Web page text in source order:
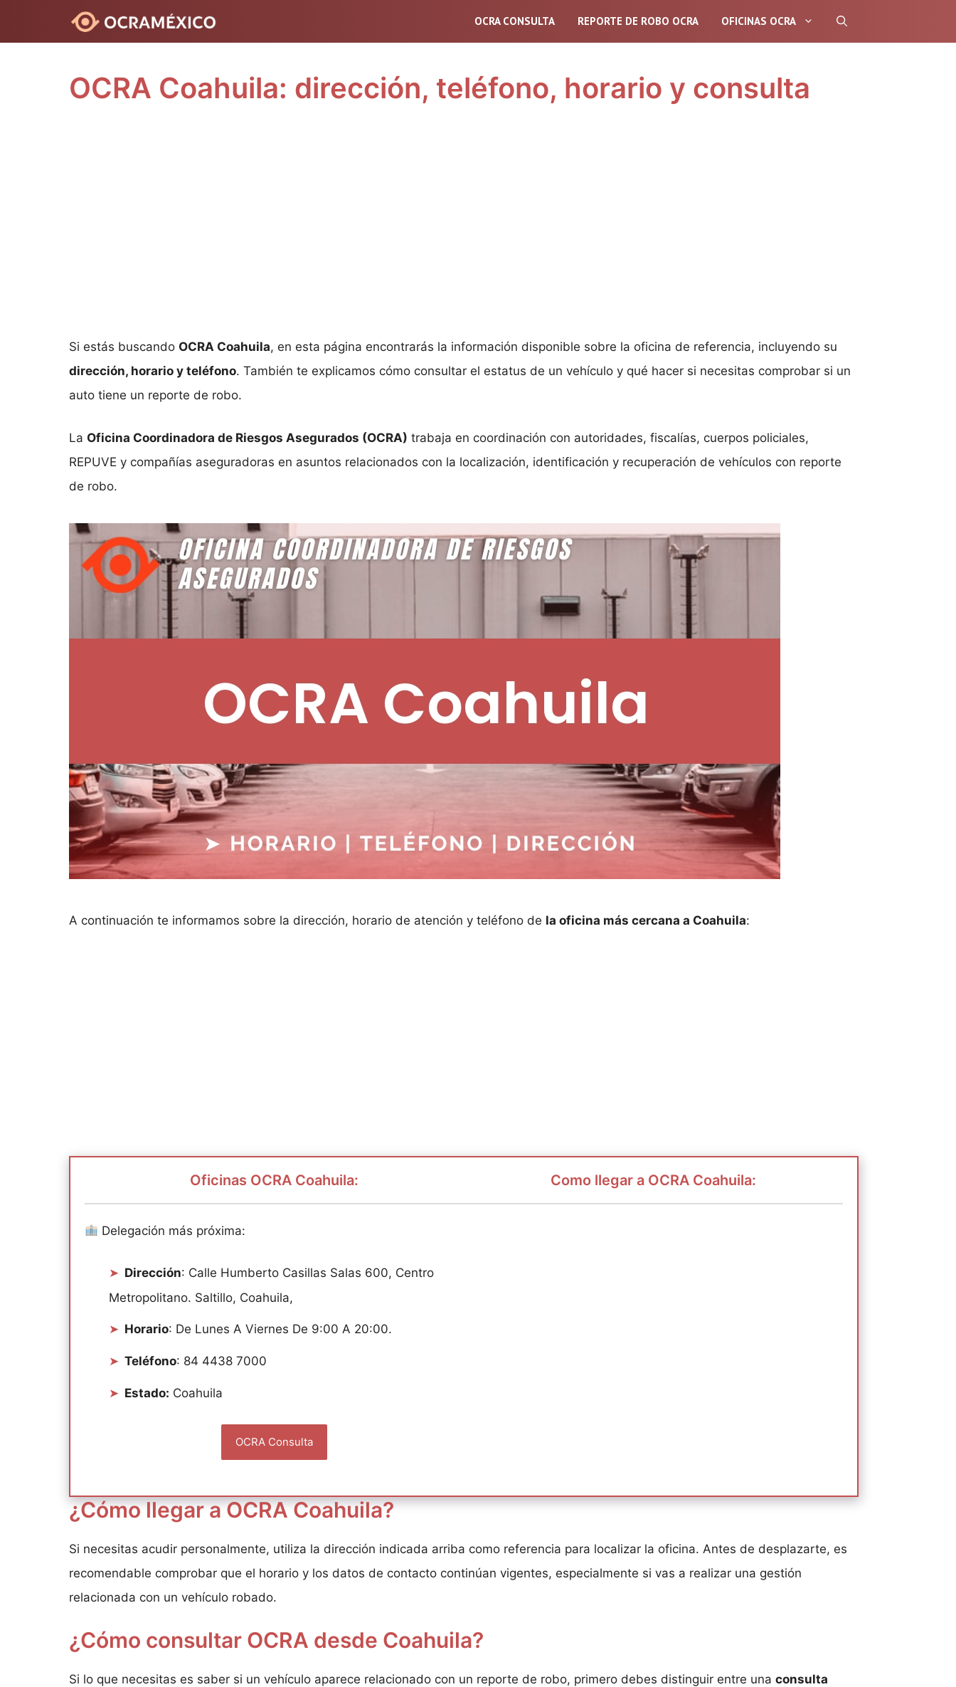
OCRA CONSULTA REPORTE DE ROBO OCRA OFICINAS OCRA
OCRA Coahuila: dirección, teléfono, horario y consulta
Si estás buscando OCRA Coahuila, en esta página encontrarás la información disponible sobre la oficina de referencia, incluyendo su
dirección, horario y teléfono. También te explicamos cómo consultar el estatus de un vehículo y qué hacer si necesitas comprobar si un
auto tiene un reporte de robo.
La Oficina Coordinadora de Riesgos Asegurados (OCRA) trabaja en coordinación con autoridades, fiscalías, cuerpos policiales,
REPUVE y compañías aseguradoras en asuntos relacionados con la localización, identificación y recuperación de vehículos con reporte
de robo.
A continuación te informamos sobre la dirección, horario de atención y teléfono de la oficina más cercana a Coahuila:
Oficinas OCRA Coahuila:
Delegación más próxima:
Dirección: Calle Humberto Casillas Salas 600, Centro
Metropolitano. Saltillo, Coahuila,
Horario: De Lunes A Viernes De 9:00 A 20:00.
Teléfono: 84 4438 7000
Estado: Coahuila
OCRA Consulta
Como llegar a OCRA Coahuila:
¿Cómo llegar a OCRA Coahuila?
Si necesitas acudir personalmente, utiliza la dirección indicada arriba como referencia para localizar la oficina. Antes de desplazarte, es
recomendable comprobar que el horario y los datos de contacto continúan vigentes, especialmente si vas a realizar una gestión
relacionada con un vehículo robado.
¿Cómo consultar OCRA desde Coahuila?
Si lo que necesitas es saber si un vehículo aparece relacionado con un reporte de robo, primero debes distinguir entre una consulta